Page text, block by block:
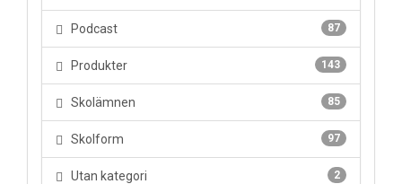
87
Podcast
143
Produkter
85
Skolämnen
97
Skolform
2
Utan kategori